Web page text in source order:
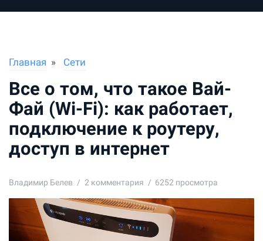
Главная Сети
Все о том, что такое Вай-
Фай (Wi-Fi): как работает,
подключение к роутеру,
доступ в интернет
Владимир Белев 2 комментария 6252 просмотра